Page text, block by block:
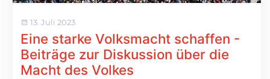
13. Juli 2023
Eine starke Volksmacht schaffen -
Beiträge zur Diskussion über die
Macht des Volkes